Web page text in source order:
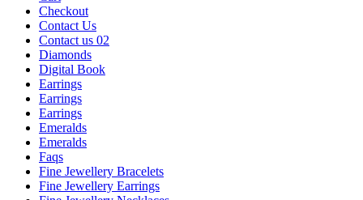
Checkout
Contact Us
Contact us 02
Diamonds
Digital Book
Earrings
Earrings
Earrings
Emeralds
Emeralds
Faqs
Fine Jewellery Bracelets
Fine Jewellery Earrings